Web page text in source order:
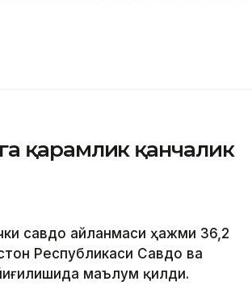
қарамлик қанчалик
савдо айланмаси ҳажми 36,2
Республикаси Савдо ва
маълум қилди.